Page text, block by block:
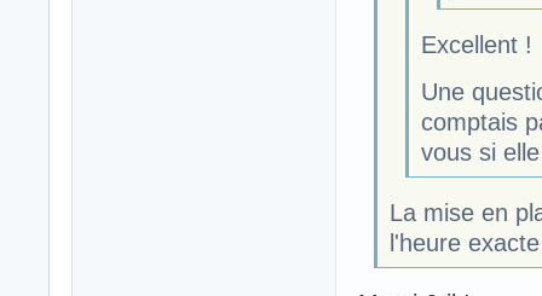
Excellent !
Une
comptais
vous si
La mise en
l'heure